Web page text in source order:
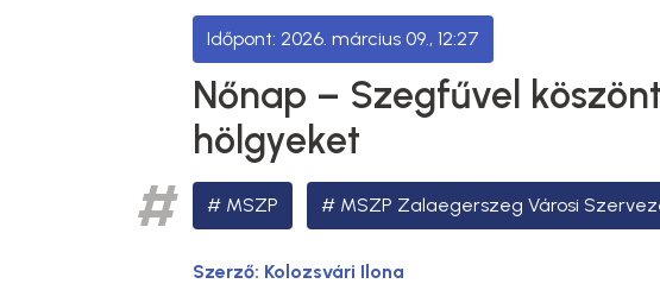
2026. március 09., 12:27
Nőnap – Szegfűvel
hölgyeket
MSZP MSZP Zalaegerszeg Városi
Szerző: Kolozsvári Ilona